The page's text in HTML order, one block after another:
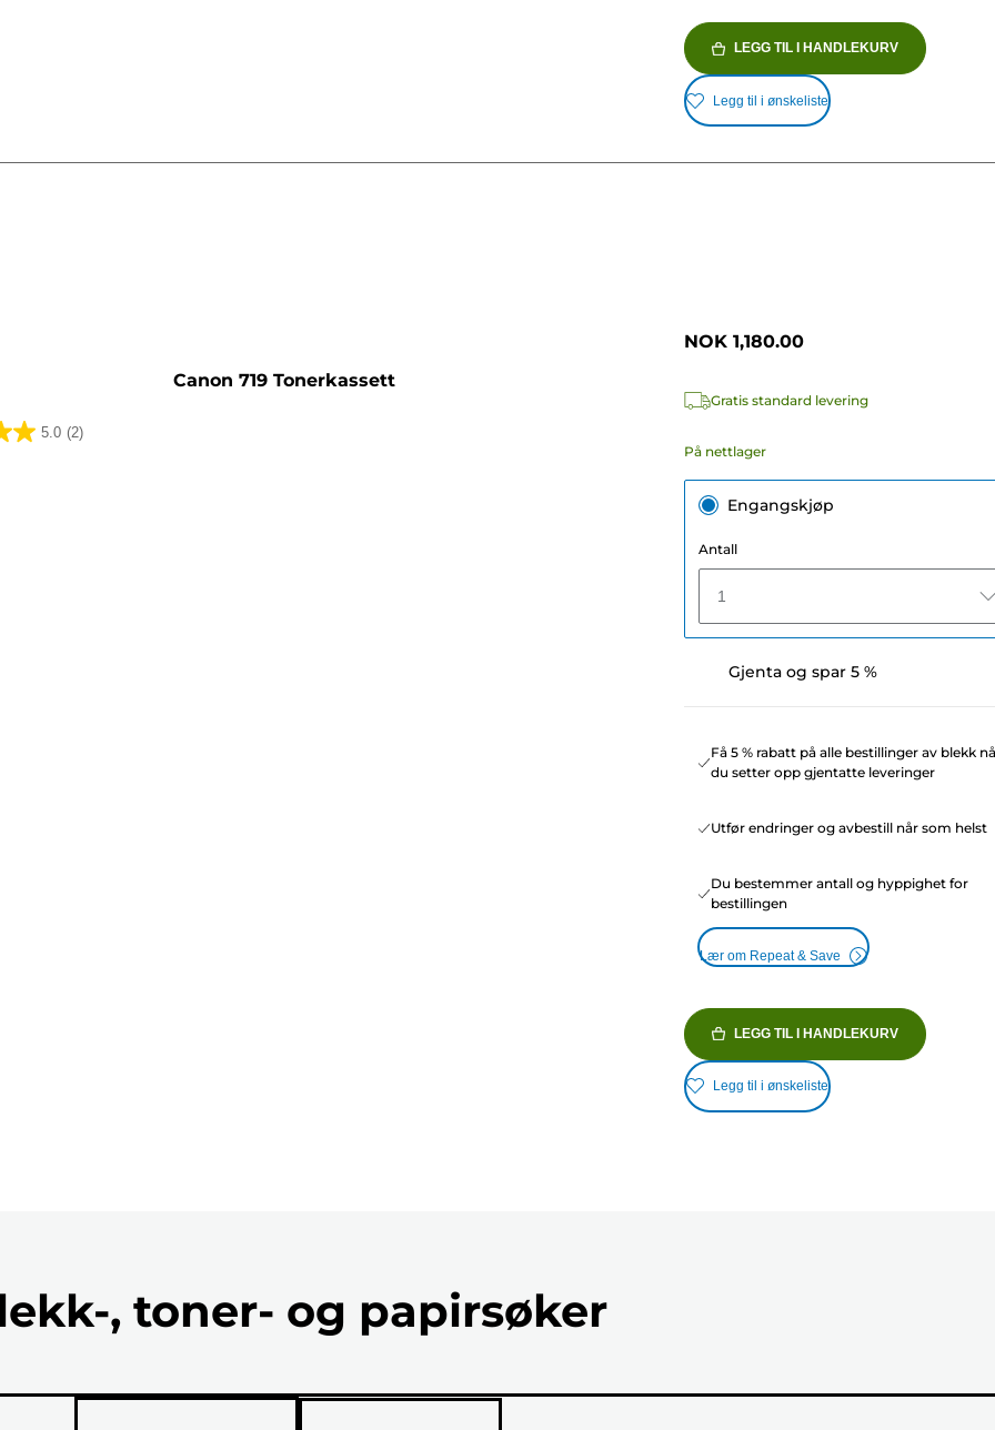
LEGG TIL I HANDLEKURV
Legg til i ønskeliste
Canon 719 Tonerkassett
5.0 (2)
NOK 1,180.00
Gratis standard levering
På nettlager
Engangskjøp
Antall
1
Gjenta og spar 5 %
Få 5 % rabatt på alle bestillinger av blekk
du setter opp gjentatte leveringer
Utfør endringer og avbestill når som helst
Du bestemmer antall og hyppighet for
bestillingen
Lær om Repeat & Save
LEGG TIL I HANDLEKURV
Legg til i ønskeliste
, toner- og papirsøker